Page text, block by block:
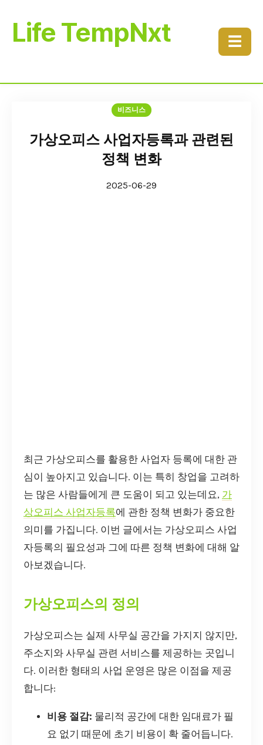
Life TempNxt ☰
비즈니스
가상오피스 사업자등록과 관련된
정책 변화
2025-06-29
최근 가상오피스를 활용한 사업자 등록에 대한 관
심이 높아지고 있습니다. 이는 특히 창업을 고려하
는 많은 사람들에게 큰 도움이 되고 있는데요, 가
상오피스 사업자등록에 관한 정책 변화가 중요한
의미를 가집니다. 이번 글에서는 가상오피스 사업
자등록의 필요성과 그에 따른 정책 변화에 대해 알
아보겠습니다.
가상오피스의 정의
가상오피스는 실제 사무실 공간을 가지지 않지만,
주소지와 사무실 관련 서비스를 제공하는 곳입니
다. 이러한 형태의 사업 운영은 많은 이점을 제공
합니다:
비용 절감: 물리적 공간에 대한 임대료가 필
요 없기 때문에 초기 비용이 확 줄어듭니다.